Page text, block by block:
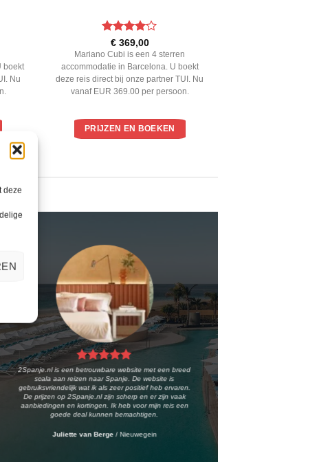
deze
boekt
Nu
Gewaardeerd
4uit 5
€369,00
Mariano Cubi is een 4 sterren
accommodatie in Barcelona. U boekt
deze reis direct bij onze partner TUI. Nu
vanaf EUR 369.00 per persoon.
PRIJZEN EN BOEKEN
2Spanje.nl is een betrouwbare website met een breed
scala aan reizen naar Spanje. De website is
gebruiksvriendelijk wat ik als zeer positief heb ervaren.
De prijzen op 2Spanje.nl zijn scherp en er zijn vaak
aanbiedingen en kortingen. Ik heb voor mijn reis een
goede deal kunnen bemachtigen.
Juliette van Berge / Nieuwegein